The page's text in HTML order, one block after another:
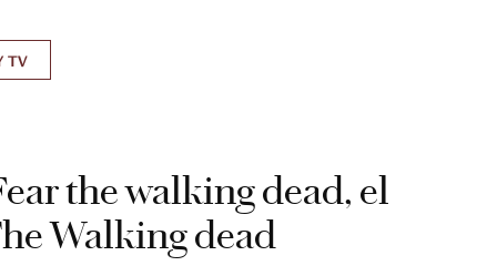
TV
the walking dead, el
Walking dead